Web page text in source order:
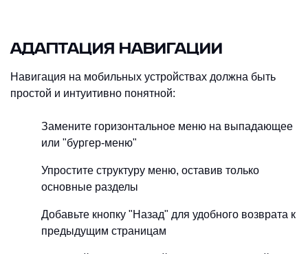
АДАПТАЦИЯ НАВИГАЦИИ
Навигация на мобильных устройствах должна быть
простой и интуитивно понятной:
Замените горизонтальное меню на выпадающее
или "бургер-меню"
Упростите структуру меню, оставив только
основные разделы
Добавьте кнопку "Назад" для удобного возврата к
предыдущим страницам